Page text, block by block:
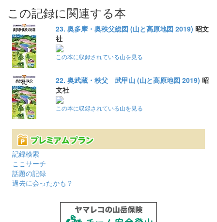
この記録に関連する本
23. 奥多摩・奥秩父総図 (山と高原地図 2019) 昭文
社
この本に収録されている山を見る
22. 奥武蔵・秩父 武甲山 (山と高原地図 2019) 昭
文社
この本に収録されている山を見る
記録検索
ここサーチ
話題の記録
過去に会ったかも？